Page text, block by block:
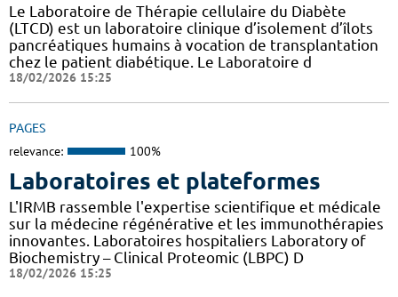
Le Laboratoire de Thérapie cellulaire du Diabète
(LTCD) est un laboratoire clinique d’isolement d’îlots
pancréatiques humains à vocation de transplantation
chez le patient diabétique. Le Laboratoire d
18/02/2026 15:25
PAGES
relevance: 100%
Laboratoires et plateformes
L'IRMB rassemble l'expertise scientifique et médicale
sur la médecine régénérative et les immunothérapies
innovantes. Laboratoires hospitaliers Laboratory of
Biochemistry – Clinical Proteomic (LBPC) D
18/02/2026 15:25